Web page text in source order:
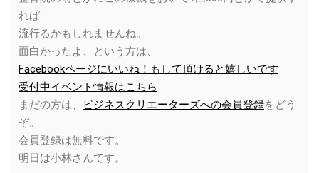
れば
流行るかもしれませんね。
面白かったよ、という方は、
Facebookページにいいね！もして頂けると嬉しいです
受付中イベント情報はこちら
まだの方は、
ビジネスクリエーターズへの会員登録をどう
ぞ。
会員登録は無料です。
明日は小林さんです。